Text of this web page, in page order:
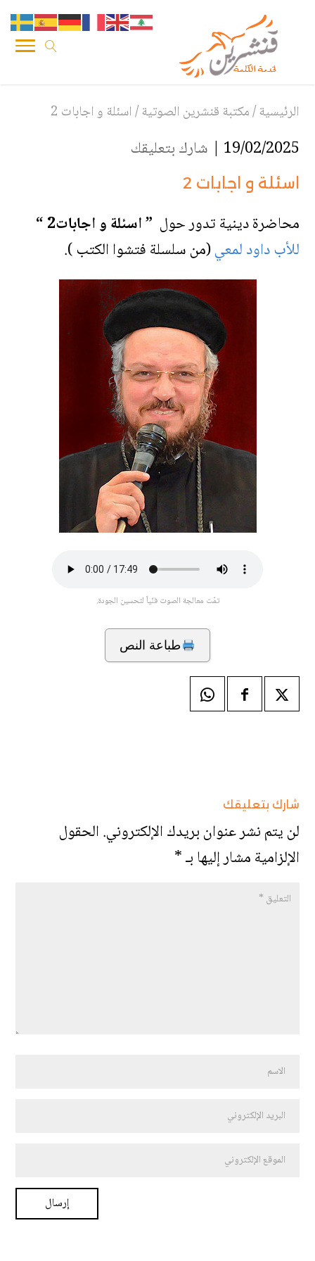
الرئيسية/مكتبة قنشرين الصوتية/اسئلة و اجابات 2
19/02/2025 | شارك بتعليقك
اسئلة و اجابات 2
محاضرة دينية تدور حول ” اسئلة و اجابات2 “
للأب داود لمعي(من سلسلة فتشوا الكتب ).
تمّت معالجة الصوت فنّياً لتحسين الجودة.
طباعة النص
شارك بتعليقك
لن يتم نشر عنوان بريدك الإلكتروني.الحقول
الإلزامية مشار إليها بـ*